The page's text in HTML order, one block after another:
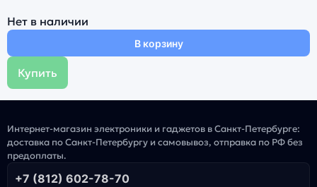
Нет в наличии
В корзину
Купить
Интернет-магазин электроники и гаджетов в Санкт-Петербурге:
доставка по Санкт-Петербургу и самовывоз, отправка по РФ без
предоплаты.
+7 (812) 602-78-70